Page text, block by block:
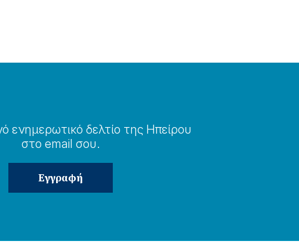
ενημερωτɩκό δελτίο της Ηπείρου
στο email σου.